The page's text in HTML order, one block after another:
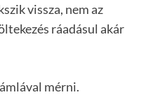
vissza, nem az
ráadásul akár
mérni.